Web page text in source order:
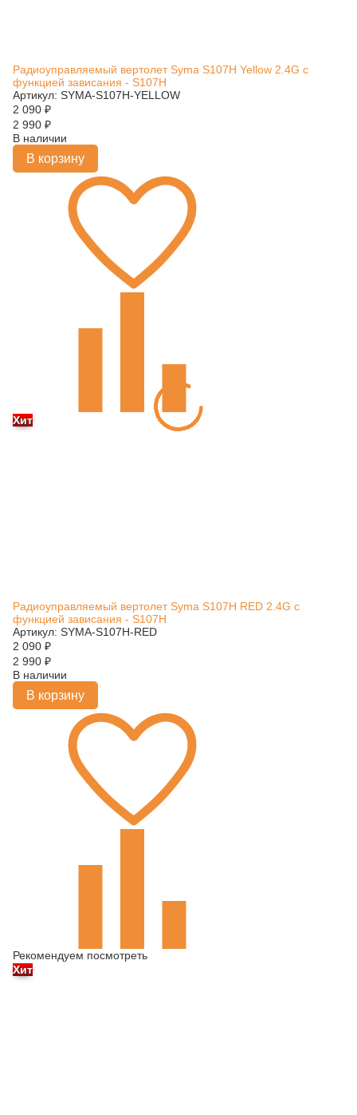
Радиоуправляемый вертолет Syma S107H Yellow 2.4G с
функцией зависания - S107H
Артикул: SYMA-S107H-YELLOW
2 090 ₽
2 990 ₽
В наличии
В корзину
Хит
Радиоуправляемый вертолет Syma S107H RED 2.4G с
функцией зависания - S107H
Артикул: SYMA-S107H-RED
2 090 ₽
2 990 ₽
В наличии
В корзину
Рекомендуем посмотреть
Хит